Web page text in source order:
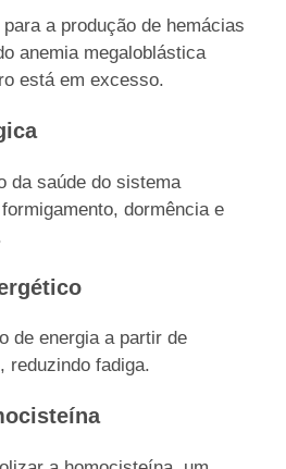
a produção de hemácias
anemia megaloblástica
está em excesso.
da saúde do sistema
dormência e
de energia a partir de
reduzindo fadiga.